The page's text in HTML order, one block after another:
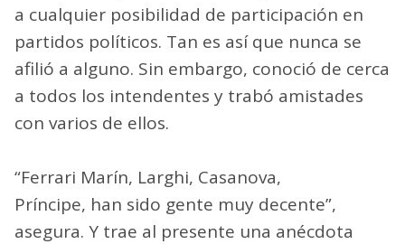
a cualquier posibilidad de participación en
partidos políticos. Tan es así que nunca se
afilió a alguno. Sin embargo, conoció de cerca
a todos los intendentes y trabó amistades
con varios de ellos.
“Ferrari Marín, Larghi, Casanova,
Príncipe, han sido gente muy decente”,
asegura. Y trae al presente una anécdota